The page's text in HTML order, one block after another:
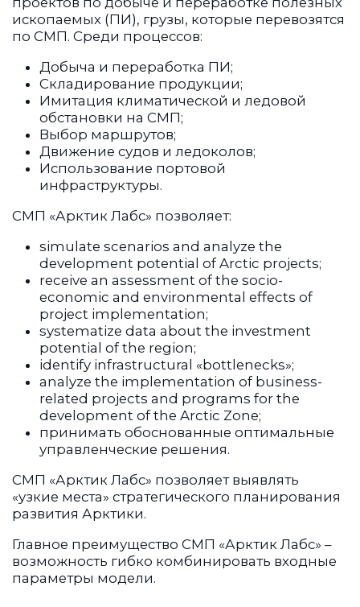
ископаемых (ПИ), грузы, которые перевозятся
по СМП. Среди процессов:
Добыча и переработка ПИ;
Складирование продукции;
Имитация климатической и ледовой
обстановки на СМП;
Выбор маршрутов;
Движение судов и ледоколов;
Использование портовой
инфраструктуры.
СМП «Арктик Лабс» позволяет:
simulate scenarios and analyze the
development potential of Arctic projects;
receive an assessment of the socio-
economic and environmental effects of
project implementation;
systematize data about the investment
potential of the region;
identify infrastructural «bottlenecks»;
analyze the implementation of business-
related projects and programs for the
development of the Arctic Zone;
принимать обоснованные оптимальные
управленческие решения.
СМП «Арктик Лабс» позволяет выявлять
«узкие места» стратегического планирования
развития Арктики.
Главное преимущество СМП «Арктик Лабс» –
возможность гибко комбинировать входные
параметры модели.